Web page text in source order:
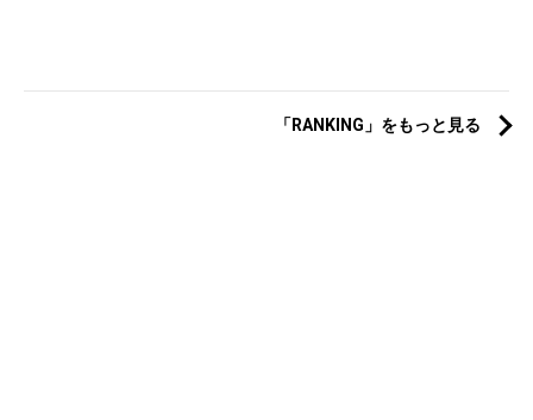
「RANKING」をもっと見る